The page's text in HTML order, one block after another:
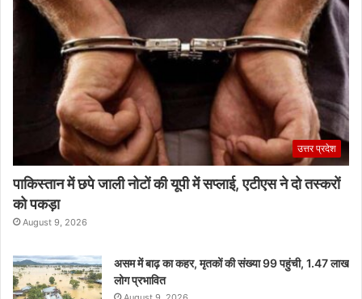
उत्तर प्रदेश
पाकिस्तान में छपे जाली नोटों की यूपी में सप्लाई, एटीएस ने दो तस्करों
को पकड़ा
August 9, 2026
असम में बाढ़ का कहर, मृतकों की संख्या 99 पहुंची, 1.47 लाख
लोग प्रभावित